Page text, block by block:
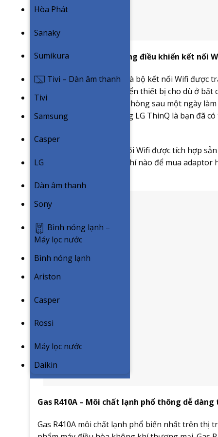
Hòa Phát
Sanaky
Sumikura
Tivi – Dàn âm thanh
Tivi
Samsung
Casper
LG
Dàn âm thanh
Sony
Bình nóng lạnh –
Máy lọc nước
Bình nóng lạnh
Ariston
Casper
Rossi
Máy lọc nước
Daikin
Tiện lợi hơn với tính năng điều khiển kết nối
Với ứng dụng LG ThinQ và bộ kết nối Wifi được
dàng truy cập và điều khiển thiết bị cho dù ở
ngay khi bước chân vào phòng sau một ngày
chạm nhấn trên ứng dụng LG ThinQ là bạn đã
Một điều nữa là bộ kết nối Wifi được tích hợp
thêm bất kỳ một khoản phí nào để mua
Gas R410A – Môi chất lạnh phổ thông dễ
Gas R410A môi chất lạnh phổ biến nhất trên thị